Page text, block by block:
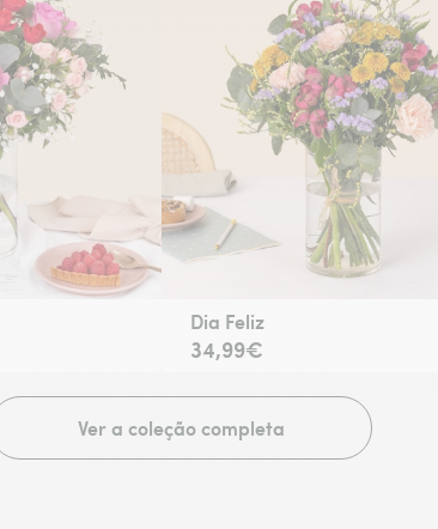
Dia Feliz
34,99€
Ver a coleção completa